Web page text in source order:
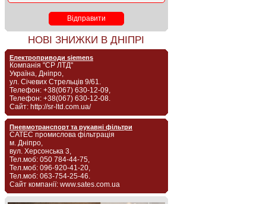
НОВІ ЗНИЖКИ В ДНІПРІ
Електроприводи siemens
Компанія "СР ЛТД"
Україна, Дніпро,
ул. Січевих Стрельців 9/61.
Телефон: +38(067) 630-12-09,
Телефон: +38(067) 630-12-08.
Сайт: http://sr-ltd.com.ua/
Пневмотранспорт та рукавні фільтри
САТЕС промислова фільтрація
м. Дніпро,
вул. Херсонська 3,
Тел.моб: 050 784-44-75,
Тел.моб: 096-920-41-20,
Тел.моб: 063-754-25-46.
Сайт компанії: www.sates.com.ua